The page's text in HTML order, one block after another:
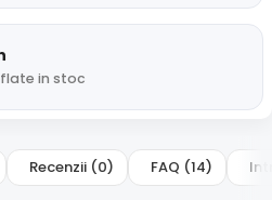
in stoc
Recenzii (0) FAQ (14)